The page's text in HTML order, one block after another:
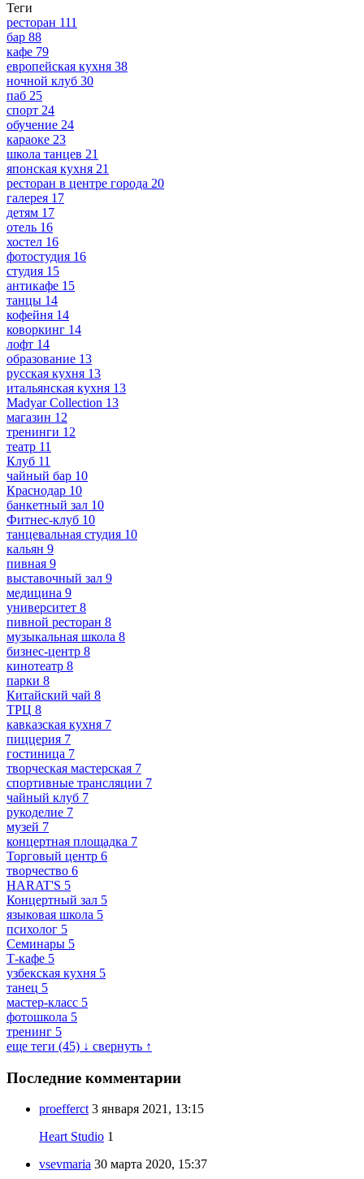
Теги
ресторан 111
бар 88
кафе 79
европейская кухня 38
ночной клуб 30
паб 25
спорт 24
обучение 24
караоке 23
школа танцев 21
японская кухня 21
ресторан в центре города 20
галерея 17
детям 17
отель 16
хостел 16
фотостудия 16
студия 15
антикафе 15
танцы 14
кофейня 14
коворкинг 14
лофт 14
образование 13
русская кухня 13
итальянская кухня 13
Madyar Collection 13
магазин 12
тренинги 12
театр 11
Клуб 11
чайный бар 10
Краснодар 10
банкетный зал 10
Фитнес-клуб 10
танцевальная студия 10
кальян 9
пивная 9
выставочный зал 9
медицина 9
университет 8
пивной ресторан 8
музыкальная школа 8
бизнес-центр 8
кинотеатр 8
парки 8
Китайский чай 8
ТРЦ 8
кавказская кухня 7
пиццерия 7
гостиница 7
творческая мастерская 7
спортивные трансляции 7
чайный клуб 7
рукоделие 7
музей 7
концертная площадка 7
Торговый центр 6
творчество 6
HARAT'S 5
Концертный зал 5
языковая школа 5
психолог 5
Семинары 5
Т-кафе 5
узбекская кухня 5
танец 5
мастер-класс 5
фотошкола 5
тренинг 5
еще теги (45) ↓ свернуть ↑
Последние комментарии
proefferct 3 января 2021, 13:15
Heart Studio 1
vsevmaria 30 марта 2020, 15:37